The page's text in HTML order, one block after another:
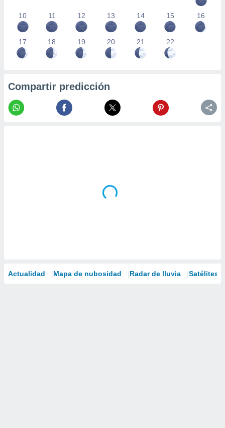
10 11 12 13 14 15 16
17 18 19 20 21 22
Compartir predicción
Actualidad Mapa de nubosidad Radar de lluvia Satélites